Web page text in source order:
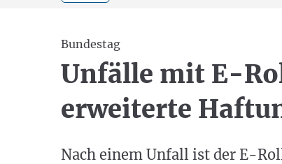
Bundestag
Unfälle mit E-
erweiterte
Nach einem Unfall ist der E-